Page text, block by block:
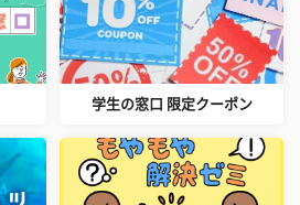
学生の窓口 限定クーポン